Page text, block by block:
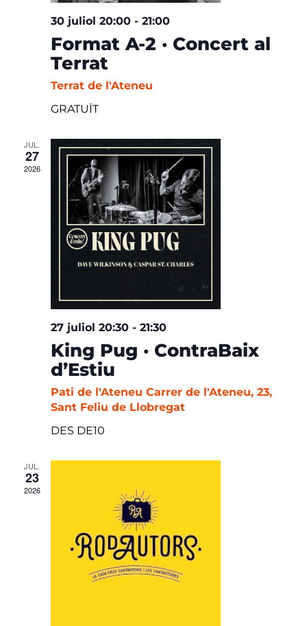
30 juliol 20:00- 21:00
Format A-2 · Concert al
Terrat
Terrat de l'Ateneu
GRATUÏT
JUL.
27
2026
27 juliol 20:30- 21:30
King Pug · ContraBaix
d’Estiu
Pati de l'Ateneu Carrer de l'Ateneu, 23,
Sant Feliu de Llobregat
DES DE10
JUL.
23
2026